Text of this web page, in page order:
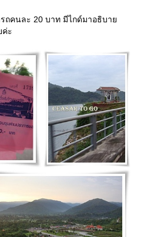
ถคนละ 20 บาท มีไกด์มาอธิบา
ค่ะ